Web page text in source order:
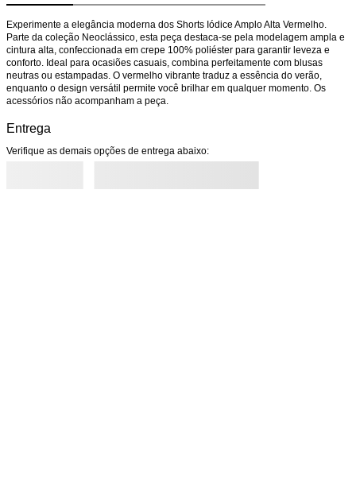
Experimente a elegância moderna dos Shorts Iódice Amplo Alta Vermelho.
Parte da coleção Neoclássico, esta peça destaca-se pela modelagem ampla e
cintura alta, confeccionada em crepe 100% poliéster para garantir leveza e
conforto. Ideal para ocasiões casuais, combina perfeitamente com blusas
neutras ou estampadas. O vermelho vibrante traduz a essência do verão,
enquanto o design versátil permite você brilhar em qualquer momento. Os
acessórios não acompanham a peça.
Entrega
Verifique as demais opções de entrega abaixo: